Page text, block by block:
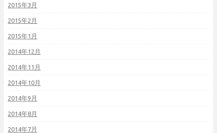
2015年3月
2015年2月
2015年1月
2014年12月
2014年11月
2014年10月
2014年9月
2014年8月
2014年7月